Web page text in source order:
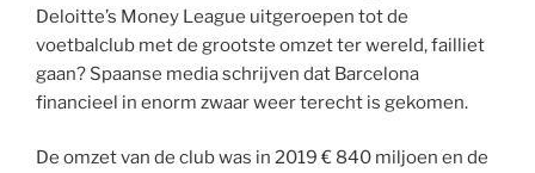
Deloitte’s Money League uitgeroepen tot de
voetbalclub met de grootste omzet ter wereld, failliet
gaan? Spaanse media schrijven dat Barcelona
financieel in enorm zwaar weer terecht is gekomen.
De omzet van de club was in 2019 € 840 miljoen en de